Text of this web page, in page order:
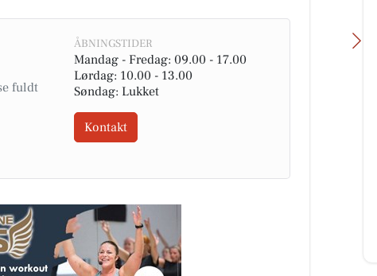
ÅBNINGSTIDER
Mandag - Fredag: 09.00 - 17.00
Lørdag: 10.00 - 13.00
Søndag: Lukket
Kontakt
smertefulde ligtorne. I dag: Før...
Åbn opslaget